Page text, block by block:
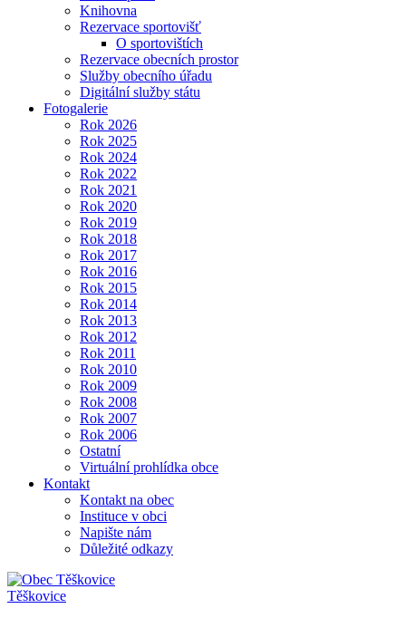
Knihovna
Rezervace sportovišť
O sportovištích
Rezervace obecních prostor
Služby obecního úřadu
Digitální služby státu
Fotogalerie
Rok 2026
Rok 2025
Rok 2024
Rok 2022
Rok 2021
Rok 2020
Rok 2019
Rok 2018
Rok 2017
Rok 2016
Rok 2015
Rok 2014
Rok 2013
Rok 2012
Rok 2011
Rok 2010
Rok 2009
Rok 2008
Rok 2007
Rok 2006
Ostatní
Virtuální prohlídka obce
Kontakt
Kontakt na obec
Instituce v obci
Napište nám
Důležité odkazy
Těškovice